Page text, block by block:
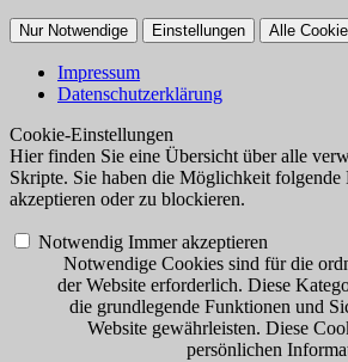
Nur Notwendige Einstellungen Alle
Impressum
Datenschutzerklärung
Cookie-Einstellungen
Hier finden Sie eine Übersicht über alle
Skripte. Sie haben die Möglichkeit folgende
akzeptieren oder zu blockieren.
Notwendig Immer akzeptieren
Notwendige Cookies sind für die
der Website erforderlich. Diese
die grundlegende Funktionen und
Website gewährleisten. Diese
persönlichen